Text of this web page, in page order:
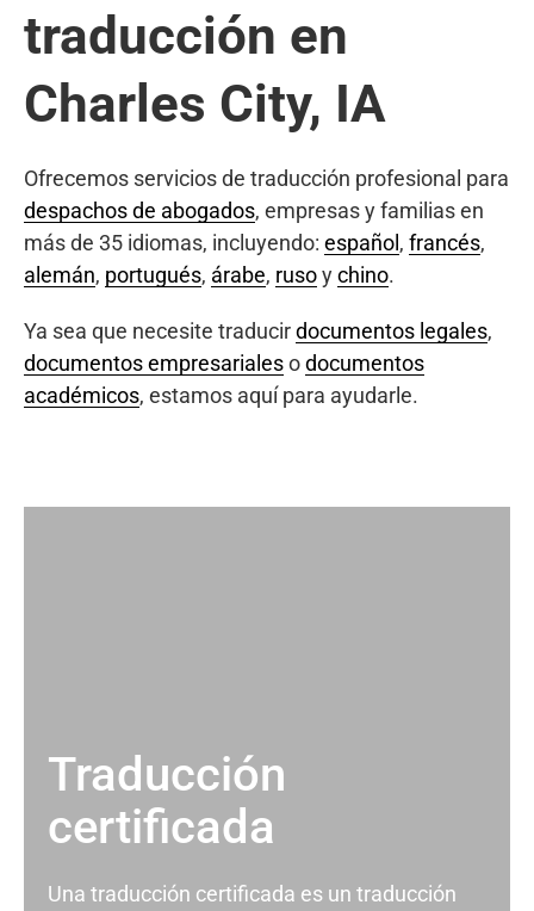
traducción en
Charles City, IA
Ofrecemos servicios de traducción profesional para
despachos de abogados, empresas y familias en
más de 35 idiomas, incluyendo: español , francés,
alemán, portugués, árabe, rusoychino.
Ya sea que necesite traducirdocumentos legales,
documentos empresarialesodocumentos
académicos, estamos aquí para ayudarle.
Traducción
certificada
Una traducción certificada es un traducción